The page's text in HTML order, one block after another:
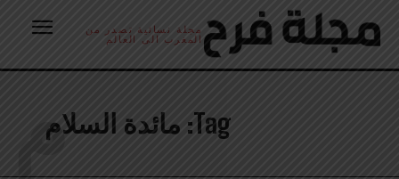
مجلة نسائية تصدر من
المغرب الى العالم
Tag: مائدة السلام
م